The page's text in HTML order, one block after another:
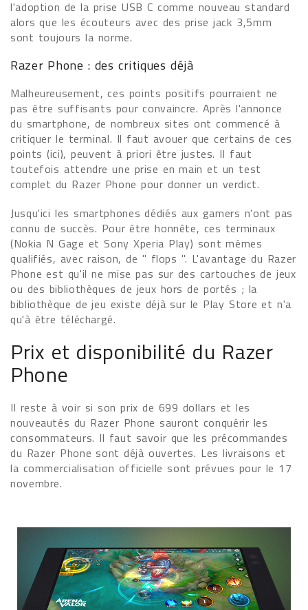
l'adoption de la prise USB C comme nouveau standard
alors que les écouteurs avec des prise jack 3,5mm
sont toujours la norme.
Razer Phone : des critiques déjà
Malheureusement, ces points positifs pourraient ne
pas être suffisants pour convaincre. Après l'annonce
du smartphone, de nombreux sites ont commencé à
critiquer le terminal. Il faut avouer que certains de ces
points (ici), peuvent à priori être justes. Il faut
toutefois attendre une prise en main et un test
complet du Razer Phone pour donner un verdict.
Jusqu'ici les smartphones dédiés aux gamers n'ont pas
connu de succès. Pour être honnête, ces terminaux
(Nokia N Gage et Sony Xperia Play) sont mêmes
qualifiés, avec raison, de " flops ". L'avantage du Razer
Phone est qu'il ne mise pas sur des cartouches de jeux
ou des bibliothèques de jeux hors de portés ; la
bibliothèque de jeu existe déjà sur le Play Store et n'a
qu'à être téléchargé.
Prix et disponibilité du Razer
Phone
Il reste à voir si son prix de 699 dollars et les
nouveautés du Razer Phone sauront conquérir les
consommateurs. Il faut savoir que les précommandes
du Razer Phone sont déjà ouvertes. Les livraisons et
la commercialisation officielle sont prévues pour le 17
novembre.